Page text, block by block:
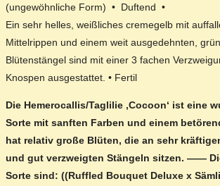
(ungewöhnliche Form) • Duftend •
Ein sehr helles, weißliches cremegelb mit
Mittelrippen und einem weit ausgedehnten,
Blütenstängel sind mit einer 3 fachen
Knospen ausgestattet. • Fertil
Die Hemerocallis/Taglilie ‚Cocoon‘ ist eine
Sorte mit sanften Farben und einem
hat relativ große Blüten, die an sehr
und gut verzweigten Stängeln sitzen. ——
Sorte sind: ((Ruffled Bouquet Deluxe x